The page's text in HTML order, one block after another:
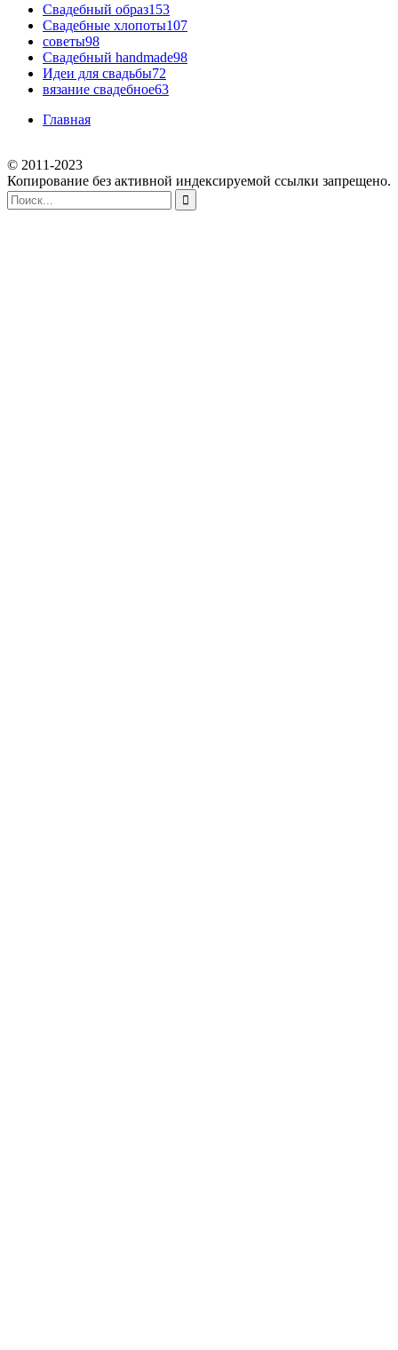
Свадебный образ153
Свадебные хлопоты107
советы98
Свадебный handmade98
Идеи для свадьбы72
вязание свадебное63
Главная
© 2011-2023
Копирование без активной индексируемой ссылки запрещено.